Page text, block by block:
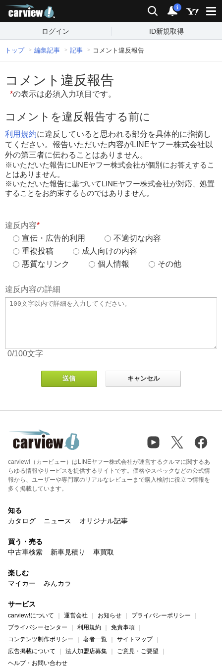
検索 通知
i
ログイン ID新規取得
トップ 編集記事 記事 コメント違反報告
コメント違反報告
*の表示は必須入力項目です。
コメントを違反報告する前に
利用規約に違反していると思われる部分を具体的に指摘し
てください。報告いただいた内容がLINEヤフー株式会社以
外の第三者に伝わることはありません。
※いただいた報告にLINEヤフー株式会社が個別にお答えするこ
とはありません。
※いただいた報告に基づいてLINEヤフー株式会社が対応、処置
することをお約束するものではありません。
違反内容*
宣伝・広告的利用
不適切な内容
重複投稿
成人向けの内容
悪質なリンク
個人情報 その他
違反内容の詳細
0/100文字
carview!（カービュー）はLINEヤフー株式会社が運営するクルマに関するあ
らゆる情報やサービスを提供するサイトです。価格やスペックなどの公式情
報から、ユーザーや専門家のリアルなレビューまで購入検討に役立つ情報を
多く掲載しています。
知る
カタログ
ニュース オリジナル記事
買う・売る
中古車検索
新車見積り 車買取
楽しむ
マイカー
みんカラ
サービス
carview!について 運営会社 お知らせ
プライバシーポリシー
プライバシーセンター
利用規約
免責事項
コンテンツ制作ポリシー
著者一覧
サイトマップ
広告掲載について
法人加盟店募集
ご意見・ご要望
ヘルプ・お問い合わせ